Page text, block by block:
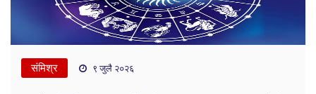
संमिश्र ९ जुलै २०२६